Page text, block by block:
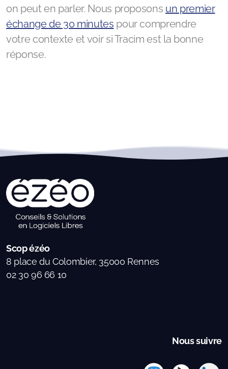
on peut en parler. Nous proposons un premier
échange de 30 minutes pour comprendre
votre contexte et voir si Tracim est la bonne
réponse.
Scop ézéo
8 place du Colombier, 35000 Rennes
02 30 96 66 10
Nous suivre